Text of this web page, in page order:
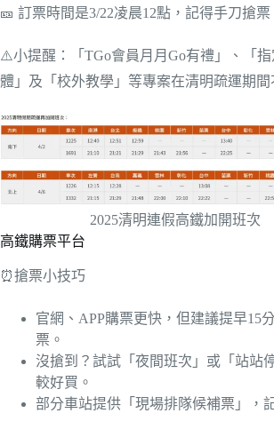
🎫 訂票時間是3/22凌晨12點，記得手刀搶票
⚠️小提醒：「TGo會員月月Go有禮」、「指
體」及「校外教學」等專案在清明疏運期間
2025清明連假高鐵加開班次
高鐵購票平台
⏰搶票小技巧
官網、APP購票更快，但建議提早15
票。
沒搶到？試試「夜間班次」或「站站
較好買。
部分車站提供「現場排隊候補票」，